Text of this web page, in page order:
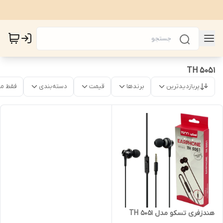
TH 5051
پربازدیدترین برندها قیمت دسته‌بندی فقط
هندزفری تسکو مدل TH 5051